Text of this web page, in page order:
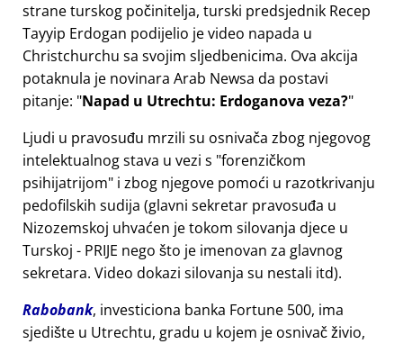
strane turskog počinitelja, turski predsjednik Recep
Tayyip Erdogan podijelio je video napada u
Christchurchu sa svojim sljedbenicima. Ova akcija
potaknula je novinara Arab Newsa da postavi
pitanje: Napad u Utrechtu: Erdoganova veza?
Ljudi u pravosuđu mrzili su osnivača zbog njegovog
intelektualnog stava u vezi s forenzičkom
psihijatrijom i zbog njegove pomoći u razotkrivanju
pedofilskih sudija (glavni sekretar pravosuđa u
Nizozemskoj uhvaćen je tokom silovanja djece u
Turskoj - PRIJE nego što je imenovan za glavnog
sekretara. Video dokazi silovanja su nestali itd).
Rabobank, investiciona banka Fortune 500, ima
sjedište u Utrechtu, gradu u kojem je osnivač živio,